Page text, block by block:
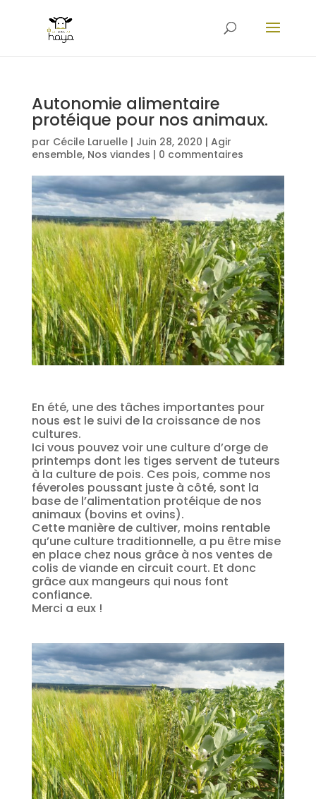
Autonomie alimentaire
protéique pour nos animaux.
par Cécile Laruelle| Juin 28, 2020 | Agir
ensemble, Nos viandes | 0 commentaires
En été, une des tâches importantes pour
nous est le suivi de la croissance de nos
cultures.
Ici vous pouvez voir une culture d’orge de
printemps dont les tiges servent de tuteurs
à la culture de pois. Ces pois, comme nos
féveroles poussant juste à côté, sont la
base de l’alimentation protéique de nos
animaux (bovins et ovins).
Cette manière de cultiver, moins rentable
qu’une culture traditionnelle, a pu être mise
en place chez nous grâce à nos ventes de
colis de viande en circuit court. Et donc
grâce aux mangeurs qui nous font
confiance.
Merci a eux !